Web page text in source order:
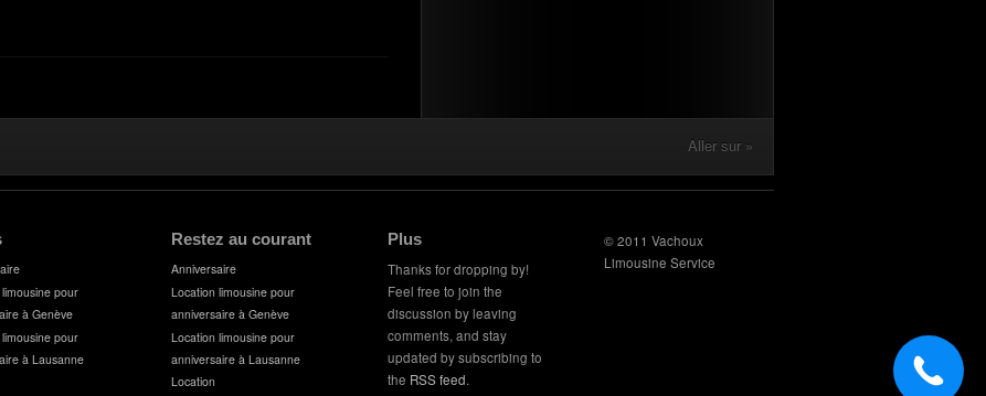
Aller sur »
pour
à Genève
pour
à Lausanne
Restez au courant
Anniversaire
Location limousine pour
anniversaire à Genève
Location limousine pour
anniversaire à Lausanne
Location
Plus
Thanks for dropping by!
Feel free to join the
discussion by leaving
comments, and stay
updated by subscribing to
the RSS feed.
© 2011 Vachoux
Limousine Service